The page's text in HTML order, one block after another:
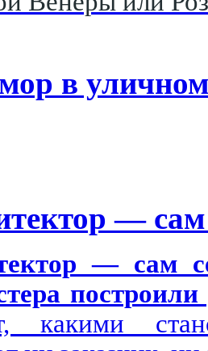
в уличном
— сам
— сам
построили
какими